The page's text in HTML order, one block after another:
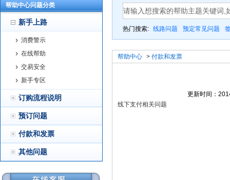
帮助中心问题分类
新手上路
消费警示
在线帮助
交易安全
新手专区
订购流程说明
预订问题
付款和发票
其他问题
热门搜索: 线路问题 预定常见问题
帮助中心 > 付款和发票
更新时间：
线下支付相关问题